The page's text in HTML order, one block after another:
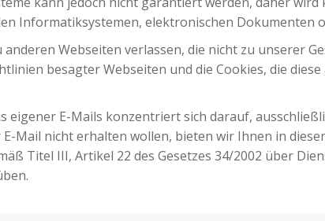
Informatiksystemen, elektronischen Dokumenten
Webseiten verlassen, die nicht zu unserer
besagter Webseiten und die Cookies, die
eigener E-Mails konzentriert sich darauf,
Mail nicht erhalten wollen, bieten wir Ihnen in
Titel III, Artikel 22 des Gesetzes 34/2002 über